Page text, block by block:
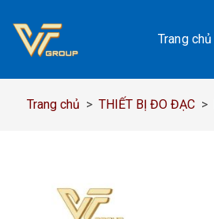
đến
Trang chủ
Trang chủ > THIẾT BỊ ĐO ĐẠC >